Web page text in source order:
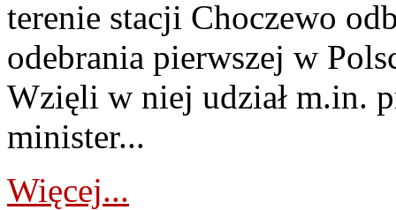
terenie stacji Choczewo
odebrania pierwszej w
Wzięli w niej udział m.in.
minister...
Więcej...